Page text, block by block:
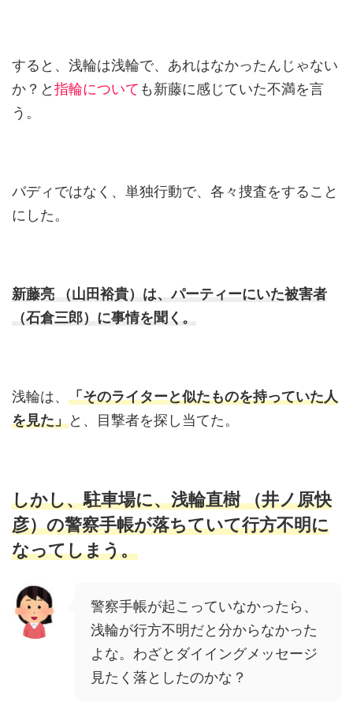
すると、浅輪は浅輪で、あれはなかったんじゃない
か？と指輪について も新藤に感じていた不満を言
う。
バディではなく、単独行動で、各々捜査をすること
にした。
新藤亮 （山田裕貴）は、パーティーにいた被害者
（石倉三郎）に事情を聞く。
浅輪は、 「そのライターと似たものを持っていた人
を見た」と、目撃者を探し当てた。
しかし、駐車場に、浅輪直樹 （井ノ原快
彦）の警察手帳が落ちていて行方不明に
なってしまう。
警察手帳が起こっていなかったら、
浅輪が行方不明だと分からなかった
よな。わざとダイイングメッセージ
見たく落としたのかな？